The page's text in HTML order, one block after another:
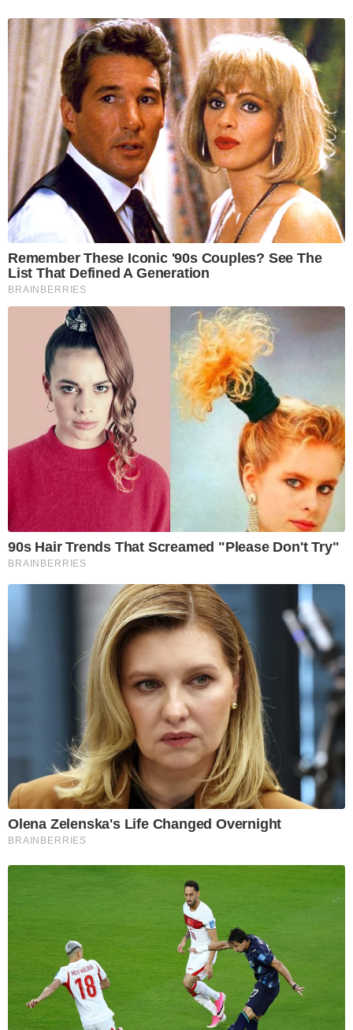
Remember These Iconic '90s Couples? See The
List That Defined A Generation
BRAINBERRIES
90s Hair Trends That Screamed "Please Don't Try"
BRAINBERRIES
Olena Zelenska's Life Changed Overnight
BRAINBERRIES